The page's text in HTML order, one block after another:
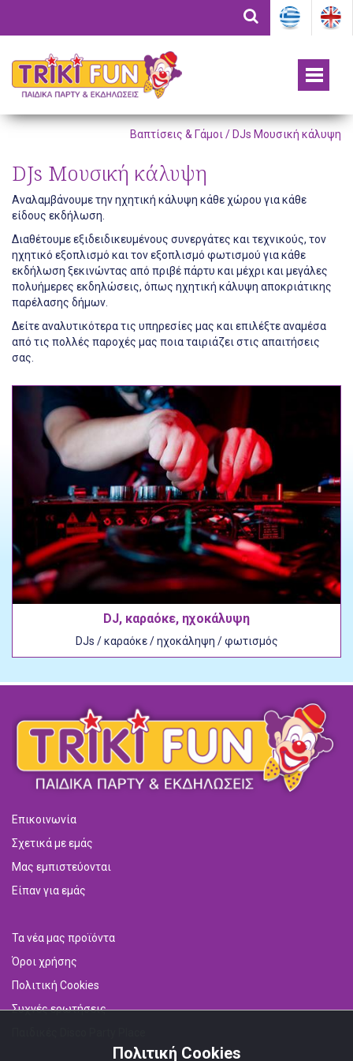
Βαπτίσεις & Γάμοι / DJs Μουσική κάλυψη
DJs Μουσική κάλυψη
Αναλαμβάνουμε την ηχητική κάλυψη κάθε χώρου για κάθε
είδους εκδήλωση.
Διαθέτουμε εξιδειδικευμένους συνεργάτες και τεχνικούς, τον
ηχητικό εξοπλισμό και τον εξοπλισμό φωτισμού για κάθε
εκδήλωση ξεκινώντας από πριβέ πάρτυ και μέχρι και μεγάλες
πολυήμερες εκδηλώσεις, όπως ηχητική κάλυψη αποκριάτικης
παρέλασης δήμων.
Δείτε αναλυτικότερα τις υπηρεσίες μας και επιλέξτε αναμέσα
από τις πολλές παροχές μας ποια ταιριάζει στις απαιτήσεις
σας.
DJ, καραόκε, ηχοκάλυψη
DJs / καραόκε / ηχοκάληψη / φωτισμός
Επικοινωνία
Σχετικά με εμάς
Μας εμπιστεύονται
Είπαν για εμάς
Τα νέα μας προϊόντα
Όροι χρήσης
Πολιτική Cookies
Συχνές ερωτήσεις
Πολιτική Cookies